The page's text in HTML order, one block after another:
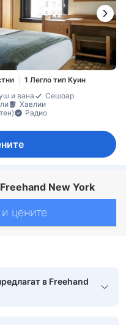
1 Легло тип Куин
и вана
Сешоар
Хавлии
Радио
New York
цените
в Freehand